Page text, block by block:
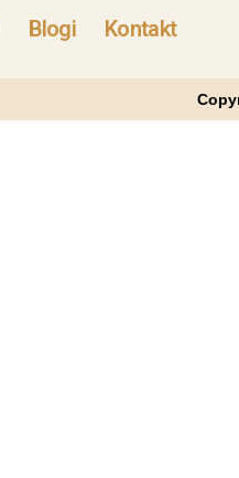
Blogi Kontakt